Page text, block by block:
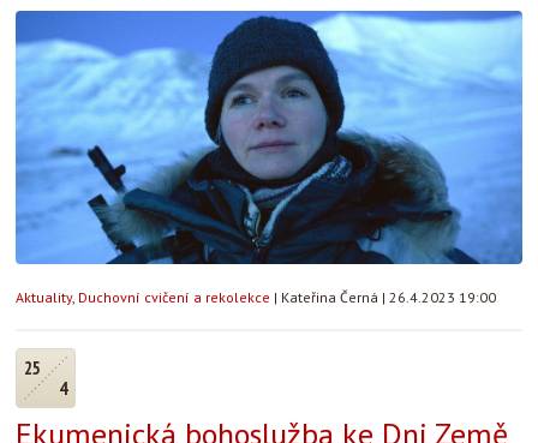
Aktuality, Duchovní cvičení a rekolekce | Kateřina Černá | 26.4.2023 19:00
25
4
Ekumenická bohoslužba ke Dni Země